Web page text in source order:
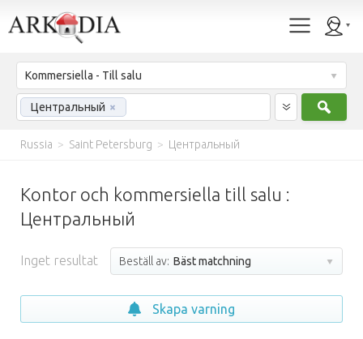
Kommersiella - Till salu
Центральный ×
Russia > Saint Petersburg > Центральный
Kontor och kommersiella till salu :
Центральный
Inget resultat Beställ av: Bäst matchning
Skapa varning